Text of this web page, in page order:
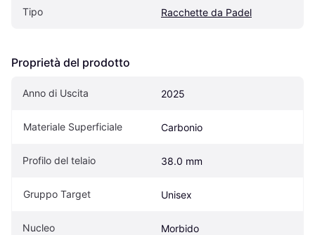
Tipo Racchette da Padel
Proprietà del prodotto
Anno di Uscita 2025
Materiale Superficiale Carbonio
Profilo del telaio 38.0 mm
Gruppo Target Unisex
Nucleo Morbido